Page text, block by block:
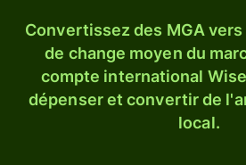
Convertissez des MGA vers
de change moyen du
compte international
dépenser et convertir de
local.